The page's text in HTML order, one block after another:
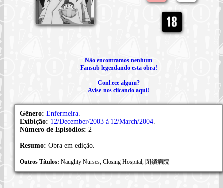
Não encontramos nenhum
Fansub legendando esta obra!
Conhece algum?
Avise-nos clicando aqui!
Gênero: Enfermeira
Exibição: 12/December/2003 à 12/March/2004
Número de Episódios: 2
Resumo: Obra em edição.
Outros Títulos: Naughty Nurses, Closing Hospital, 閉鎖病院